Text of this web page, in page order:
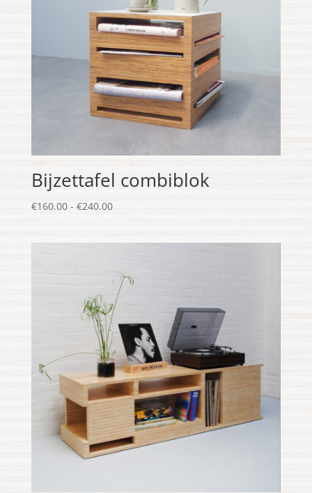
Bijzettafel combiblok
€160.00 - €240.00Prijsklasse: